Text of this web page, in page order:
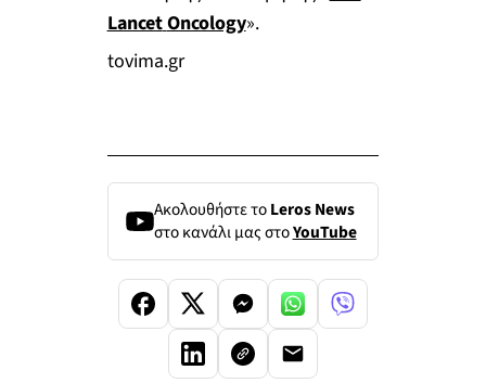
LancetOncology».
tovima.gr
Ακολουθήστε τοLeros News
στο κανάλι μας στοYouTube